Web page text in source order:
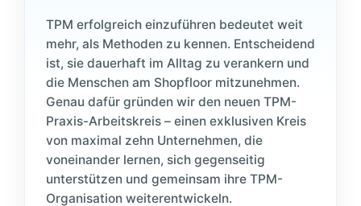
TPM erfolgreich einzuführen bedeutet weit
mehr, als Methoden zu kennen. Entscheidend
ist, sie dauerhaft im Alltag zu verankern und
die Menschen am Shopfloor mitzunehmen.
Genau dafür gründen wir den neuen TPM-
Praxis-Arbeitskreis – einen exklusiven Kreis
von maximal zehn Unternehmen, die
voneinander lernen, sich gegenseitig
unterstützen und gemeinsam ihre TPM-
Organisation weiterentwickeln.